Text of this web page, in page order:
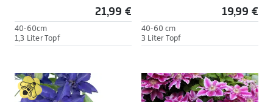
21,99 €
40-60cm
1,3 Liter Topf
19,99 €
40-60 cm
3 Liter Topf